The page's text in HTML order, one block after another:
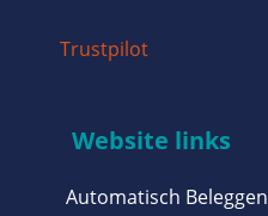
Trustpilot
Website links
Automatisch Beleggen